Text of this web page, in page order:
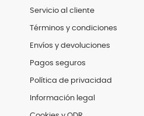
Servicio al cliente
Términos y condiciones
Envíos y devoluciones
Pagos seguros
Política de privacidad
Información legal